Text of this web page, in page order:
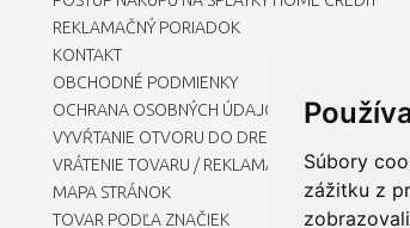
Súbory
zážitku z
REKLAMAČNÝ PORIADOK
KONTAKT
OBCHODNÉ PODMIENKY
OCHRANA OSOBNÝCH ÚDAJOV
VYVŔTANIE OTVORU DO DREZU PRE KUCHYNSKÚ
VRÁTENIE TOVARU / REKLAMÁCIE
MAPA STRÁNOK
TOVAR PODĽA ZNAČIEK